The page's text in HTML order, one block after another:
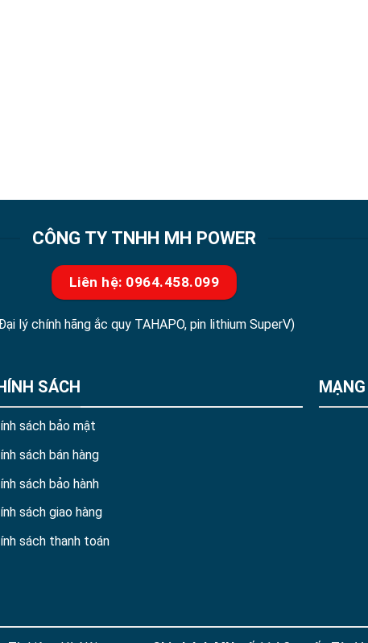
CÔNG TY TNHH MH POWER
Liên hệ: 0964.458.099
lý chính hãng ắc quy TAHAPO, pin lithium SuperV)
SÁCH
sách bảo mật
sách bán hàng
sách bảo hành
sách giao hàng
sách thanh toán